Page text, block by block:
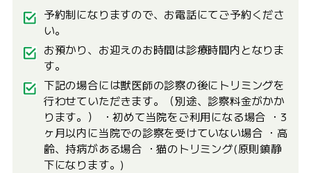
予約制になりますので、お電話にてご予約くださ
い。
お預かり、お迎えのお時間は診療時間内となりま
す。
下記の場合には獣医師の診察の後にトリミングを
行わせていただきます。（別途、診察料金がかか
ります。） ・初めて当院をご利用になる場合 ・3
ヶ月以内に当院での診察を受けていない場合 ・高
齢、持病がある場合 ・猫のトリミング(原則鎮静
下になります。)